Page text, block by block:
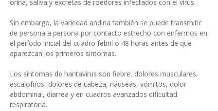
orina, saliva y excretas de roedores infectados con el virus.
Sin embargo, la variedad andina también se puede transmitir
de persona a persona por contacto estrecho con enfermos en
el período inicial del cuadro febril o 48 horas antes de que
aparezcan los primeros síntomas.
Los síntomas de hantavirus son fiebre, dolores musculares,
escalofríos, dolores de cabeza, náuseas, vómitos, dolor
abdominal, diarrea y en cuadros avanzados dificultad
respiratoria.